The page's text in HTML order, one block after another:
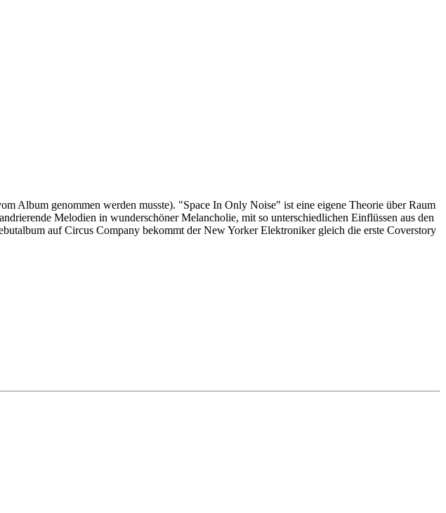
Album genommen werden musste). "Space In Only Noise" ist eine eigene Theorie über Raum
Melodien in wunderschöner Melancholie, mit so unterschiedlichen Einflüssen aus den
auf Circus Company bekommt der New Yorker Elektroniker gleich die erste Coverstory